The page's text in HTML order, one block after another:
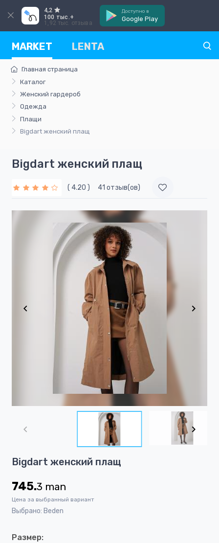
4,2
100 тыс.+
1,92 тыс. отзыва
Доступно в
Google Play
MARKET LENTA
Главная страница
Каталог
Женский гардероб
Одежда
Плащи
Bigdart женский плащ
Bigdart женский плащ
( 4.20 ) 41 отзыв(ов)
1
6
Bigdart женский плащ
745.3 man
Цена за выбранный вариант
Выбрано: Beden
Размер: